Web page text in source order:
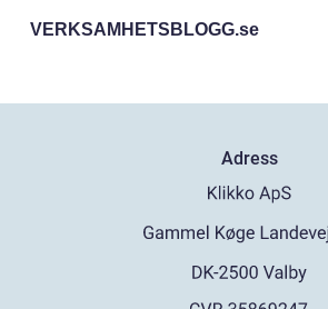
VERKSAMHETSBLOGG.se
Adress